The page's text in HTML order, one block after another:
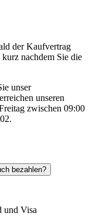
der Kaufvertrag
nachdem Sie die
unser
unseren
zwischen 09:00
bezahlen?
und Visa